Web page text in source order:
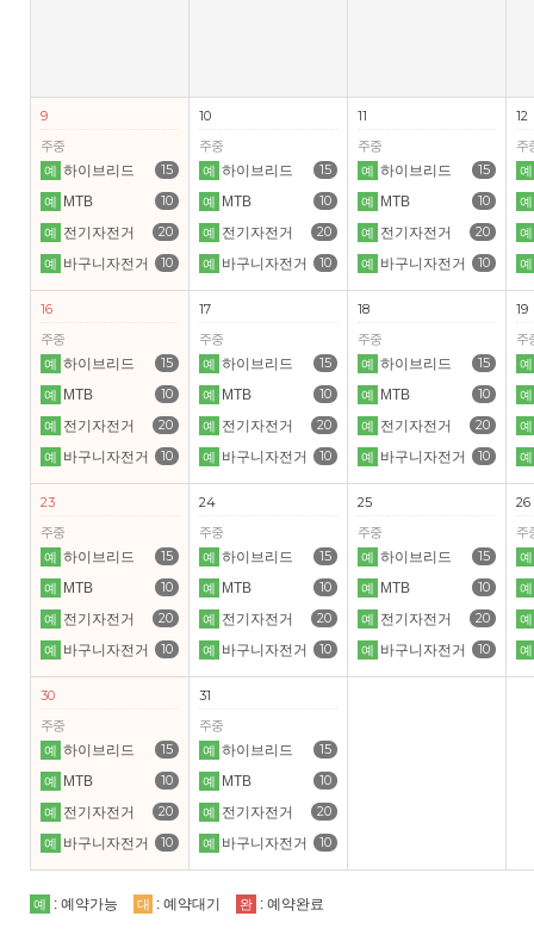
9
주중
15
예 하이브리드
10
예
MTB
20
예 전기자전거
10
예 바구니자전거
10
주중
15
예 하이브리드
10
예
MTB
20
예 전기자전거
10
예 바구니자전거
11
주중
15
예 하이브리드
10
예
MTB
20
예 전기자전거
10
예 바구니자전거
12
주
예
예
예
예
16
주중
15
예 하이브리드
10
예
MTB
20
예 전기자전거
10
예 바구니자전거
17
주중
15
예 하이브리드
10
예
MTB
20
예 전기자전거
10
예 바구니자전거
18
주중
15
예 하이브리드
10
예
MTB
20
예 전기자전거
10
예 바구니자전거
19
주
예
예
예
예
23
주중
15
예 하이브리드
10
예
MTB
20
예 전기자전거
10
예 바구니자전거
24
주중
15
예 하이브리드
10
예
MTB
20
예 전기자전거
10
예 바구니자전거
25
주중
15
예 하이브리드
10
예
MTB
20
예 전기자전거
10
예 바구니자전거
26
주
예
예
예
예
30
주중
15
예 하이브리드
10
예
MTB
20
예 전기자전거
10
예 바구니자전거
31
주중
15
예 하이브리드
10
예
MTB
20
예 전기자전거
10
예 바구니자전거
예 : 예약가능 대 : 예약대기 완 : 예약완료